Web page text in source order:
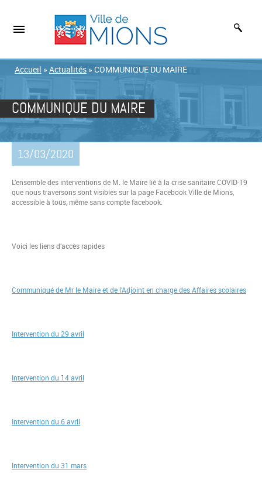
Accueil » Actualités » COMMUNIQUE DU MAIRE
COMMUNIQUE DU MAIRE
13/03/2020
L’ensemble des interventions de M. le Maire lié à la crise sanitaire COVID-19
que nous traversons sont visibles sur la page Facebook Ville de Mions,
accessible à tous, même sans compte facebook.
Voici les liens d’accès rapides
Communiqué de Mr le Maire et de l’Adjoint en charge des Affaires scolaires
Intervention du 29 avril
Intervention du 14 avril
Intervention du 6 avril
Intervention du 31 mars